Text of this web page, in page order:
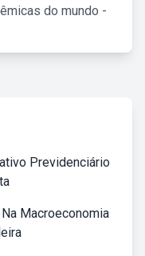
do mundo -
Previdenciário
Macroeconomia